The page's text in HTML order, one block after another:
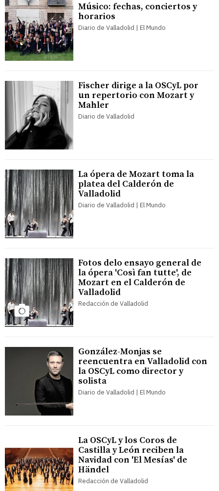
Músico: fechas, conciertos y
horarios
Diario de Valladolid | El Mundo
Fischer dirige a la OSCyL por
un repertorio con Mozart y
Mahler
Diario de Valladolid
La ópera de Mozart toma la
platea del Calderón de
Valladolid
Diario de Valladolid | El Mundo
Fotos delo ensayo general de
la ópera 'Così fan tutte', de
Mozart en el Calderón de
Valladolid
Redacción de Valladolid
González-Monjas se
reencuentra en Valladolid con
la OSCyL como director y
solista
Diario de Valladolid | El Mundo
La OSCyL y los Coros de
Castilla y León reciben la
Navidad con 'El Mesías' de
Händel
Redacción de Valladolid